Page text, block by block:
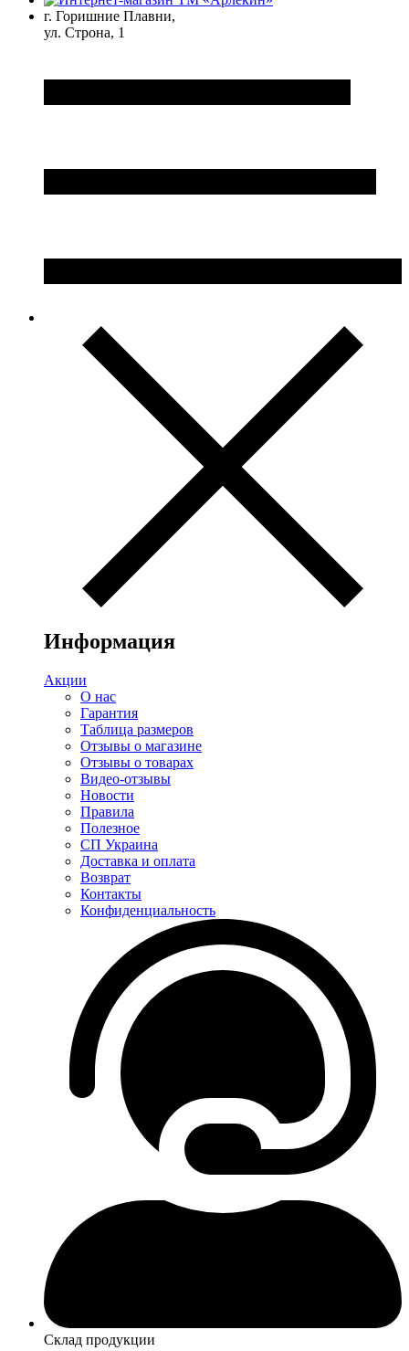
г. Горишние Плавни,
ул. Строна, 1
Информация
Акции
О нас
Гарантия
Таблица размеров
Отзывы о магазине
Отзывы о товарах
Видео-отзывы
Новости
Правила
Полезное
СП Украина
Доставка и оплата
Возврат
Контакты
Конфиденциальность
Склад продукции